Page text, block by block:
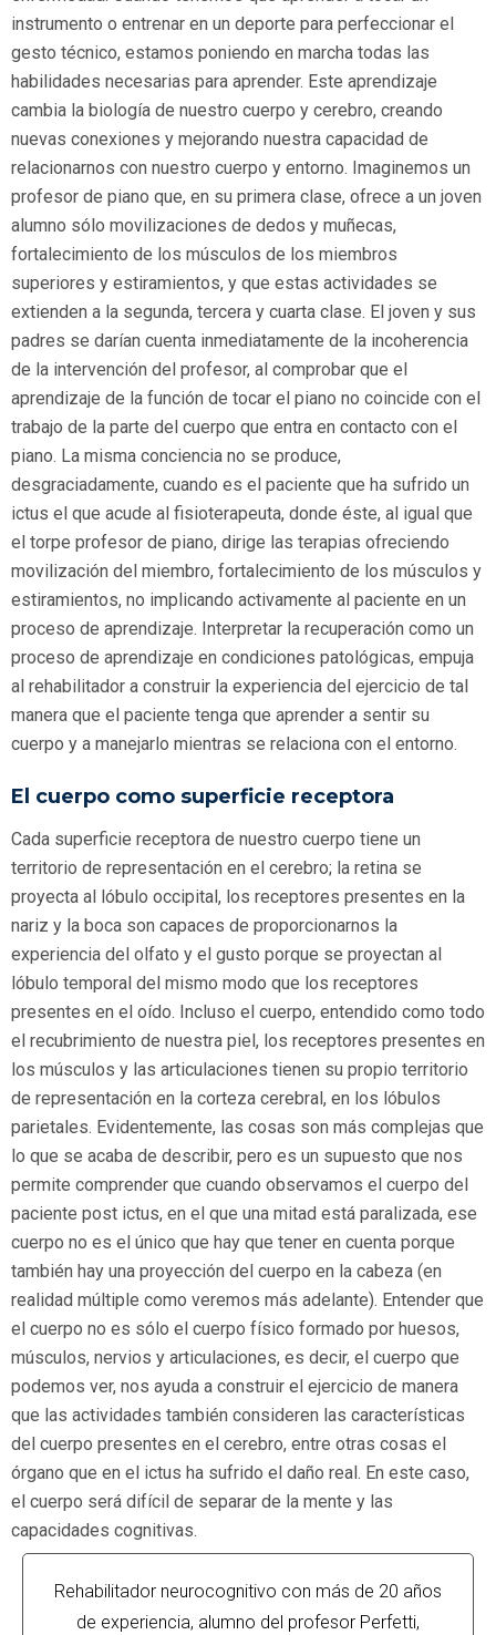
instrumento o entrenar en un deporte para perfeccionar el
gesto técnico, estamos poniendo en marcha todas las
habilidades necesarias para aprender. Este aprendizaje
cambia la biología de nuestro cuerpo y cerebro, creando
nuevas conexiones y mejorando nuestra capacidad de
relacionarnos con nuestro cuerpo y entorno. Imaginemos un
profesor de piano que, en su primera clase, ofrece a un joven
alumno sólo movilizaciones de dedos y muñecas,
fortalecimiento de los músculos de los miembros
superiores y estiramientos, y que estas actividades se
extienden a la segunda, tercera y cuarta clase. El joven y sus
padres se darían cuenta inmediatamente de la incoherencia
de la intervención del profesor, al comprobar que el
aprendizaje de la función de tocar el piano no coincide con el
trabajo de la parte del cuerpo que entra en contacto con el
piano. La misma conciencia no se produce,
desgraciadamente, cuando es el paciente que ha sufrido un
ictus el que acude al fisioterapeuta, donde éste, al igual que
el torpe profesor de piano, dirige las terapias ofreciendo
movilización del miembro, fortalecimiento de los músculos y
estiramientos, no implicando activamente al paciente en un
proceso de aprendizaje. Interpretar la recuperación como un
proceso de aprendizaje en condiciones patológicas, empuja
al rehabilitador a construir la experiencia del ejercicio de tal
manera que el paciente tenga que aprender a sentir su
cuerpo y a manejarlo mientras se relaciona con el entorno.
El cuerpo como superficie receptora
Cada superficie receptora de nuestro cuerpo tiene un
territorio de representación en el cerebro; la retina se
proyecta al lóbulo occipital, los receptores presentes en la
nariz y la boca son capaces de proporcionarnos la
experiencia del olfato y el gusto porque se proyectan al
lóbulo temporal del mismo modo que los receptores
presentes en el oído. Incluso el cuerpo, entendido como todo
el recubrimiento de nuestra piel, los receptores presentes en
los músculos y las articulaciones tienen su propio territorio
de representación en la corteza cerebral, en los lóbulos
parietales. Evidentemente, las cosas son más complejas que
lo que se acaba de describir, pero es un supuesto que nos
permite comprender que cuando observamos el cuerpo del
paciente post ictus, en el que una mitad está paralizada, ese
cuerpo no es el único que hay que tener en cuenta porque
también hay una proyección del cuerpo en la cabeza (en
realidad múltiple como veremos más adelante). Entender que
el cuerpo no es sólo el cuerpo físico formado por huesos,
músculos, nervios y articulaciones, es decir, el cuerpo que
podemos ver, nos ayuda a construir el ejercicio de manera
que las actividades también consideren las características
del cuerpo presentes en el cerebro, entre otras cosas el
órgano que en el ictus ha sufrido el daño real. En este caso,
el cuerpo será difícil de separar de la mente y las
capacidades cognitivas.
Rehabilitador neurocognitivo con más de 20 años
de experiencia, alumno del profesor Perfetti,